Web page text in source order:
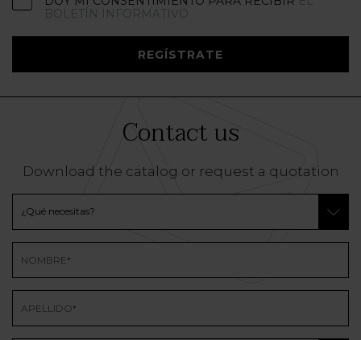
BOLETÍN INFORMATIVO
REGÍSTRATE
Contact us
Download the catalog or request a quotation